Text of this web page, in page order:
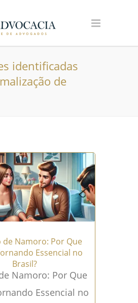
identificadas
de
Namoro: Por Que
Essencial no
Brasil?
Namoro: Por Que
Essencial no